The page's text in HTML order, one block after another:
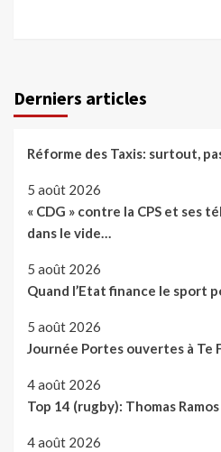
Derniers articles
Réforme des Taxis: surtout,
5 août 2026
« CDG » contre la CPS et ses
dans le vide…
5 août 2026
Quand l’Etat finance le sport
5 août 2026
Journée Portes ouvertes à Te
4 août 2026
Top 14 (rugby): Thomas
4 août 2026